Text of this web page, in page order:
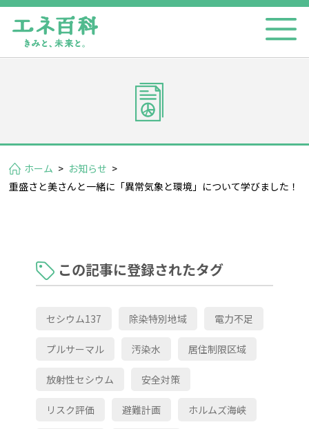
ホーム > お知らせ >
重盛さと美さんと一緒に「異常気象と環境」について学びました！
この記事に登録されたタグ
セシウム137 除染特別地域 電力不足
プルサーマル 汚染水 居住制限区域
放射性セシウム 安全対策
リスク評価 避難計画 ホルムズ海峡